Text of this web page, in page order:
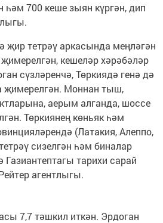
һәм 700 кеше зыян күргән, дип
җир тетрәү аркасында меңләгән
кешеләр хәрәбәләр
сүзләренчә, Төркиядә генә дә
җимерелгән. Моннан тыш,
аерым алганда, шоссе
Төркиянең көньяк һәм
(Латакия, Алеппо,
сизелгән һәм биналар
тарихи сарай
агентлыгы.
7,7 тәшкил иткән. Эрдоган